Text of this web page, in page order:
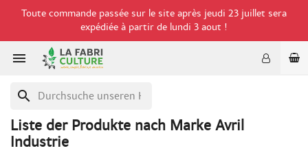
Toute commande passée sur le site après jeudi 23 juillet sera
expédiée à partir de lundi 3 aout !

search
Liste der Produkte nach Marke Avril
Industrie